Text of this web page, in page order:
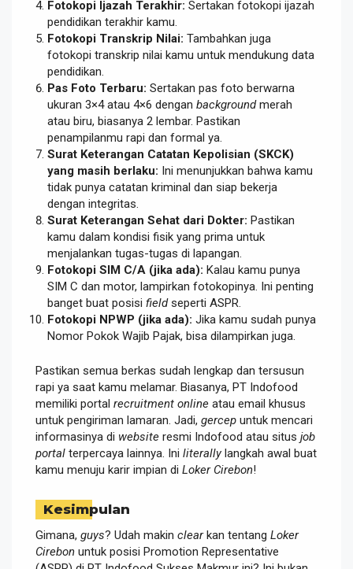
Fotokopi Ijazah Terakhir: Sertakan fotokopi ijazah
pendidikan terakhir kamu.
Fotokopi Transkrip Nilai: Tambahkan juga
fotokopi transkrip nilai kamu untuk mendukung data
pendidikan.
Pas Foto Terbaru: Sertakan pas foto berwarna
ukuran 3×4 atau 4×6 dengan backgroundmerah
atau biru, biasanya 2 lembar. Pastikan
penampilanmu rapi dan formal ya.
Surat Keterangan Catatan Kepolisian (SKCK)
yang masih berlaku: Ini menunjukkan bahwa kamu
tidak punya catatan kriminal dan siap bekerja
dengan integritas.
Surat Keterangan Sehat dari Dokter: Pastikan
kamu dalam kondisi fisik yang prima untuk
menjalankan tugas-tugas di lapangan.
Fotokopi SIM C/A (jika ada): Kalau kamu punya
SIM C dan motor, lampirkan fotokopinya. Ini penting
banget buat posisi fieldseperti ASPR.
Fotokopi NPWP (jika ada): Jika kamu sudah punya
Nomor Pokok Wajib Pajak, bisa dilampirkan juga.
Pastikan semua berkas sudah lengkap dan tersusun
rapi ya saat kamu melamar. Biasanya, PT Indofood
memiliki portal recruitment online atau email khusus
untuk pengiriman lamaran. Jadi, gercep untuk mencari
informasinya di website resmi Indofood atau situs job
portal terpercaya lainnya. Ini literallylangkah awal buat
kamu menuju karir impian di Loker Cirebon!
Kesimpulan
Gimana, guys? Udah makin clearkan tentang Loker
Cirebon untuk posisi Promotion Representative